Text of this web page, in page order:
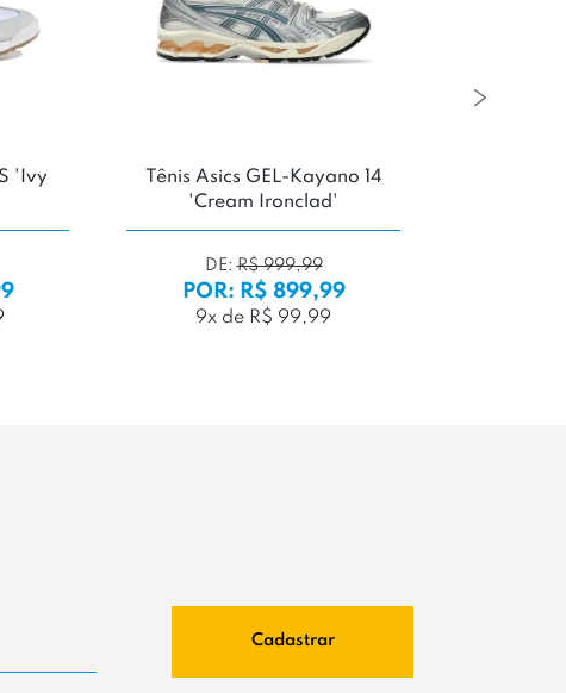
'Ivy
Tênis Asics GEL-Kayano 14
'Cream Ironclad'
DE:R$ 999,99
POR: R$ 899,99
9x de R$ 99,99
Cadastrar